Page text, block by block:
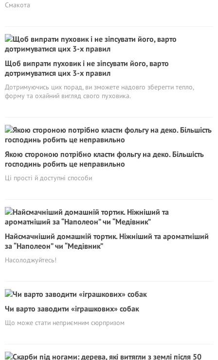
Смакота
Щоб випрати пуховик і не зіпсувати його, варто
дотримуватися цих 3-х правил
Дотримуючись цих порад, ви зможете надовго зберегти тепло,
форму та охайний вигляд свого пуховика.
Якою стороною потрібно класти фольгу на деко. Більшість
господинь робить це неправильно
Ці прості й доступні способи
Найсмачніший домашній тортик. Ніжніший та ароматніший
за “Наполеон” чи “Медівник”
Насолоджуйтесь!
Чи варто заводити «іграшкових» собак
Що може стати неприємним сюрпризом